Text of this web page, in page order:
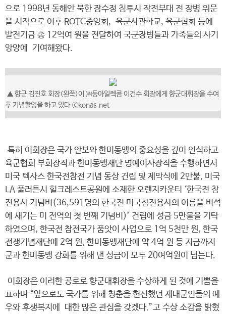
으로 1998년 동해안 북한 잠수정 침투시 작전부대 전 장병 위문
을 시작으로 이후 ROTC중앙회, 육군사관학교, 육군협회 등에
발전기금 총 12억여 원을 전달하여 국군장병들과 가족들의 사기
앙양에 기여해왔다.
▲ 향군 김진호 회장(왼쪽)이 ㈜동아일렉콤 이건수 회장에게 향군대휘장을 수여
후 기념촬영을 하고 있다.ⓒkonas.net
특히 이회장은 국가 안보와 한미동맹의 중요성을 깊이 인식하고
육군협회 부회장직과 한미동맹재단 명예이사장직을 수행하면서
미국 텍사스 한국전참전 기념 동상 건립 및 제막식에 2만불, 미국
LA 풀러튼시 힐크레스트공원에 소재한 오렌지카운티 ‘한국전 참
전용사 기념비(36,591명의 한국전 미국참전용사의 이름을 비석
에 새기는 미 전역의 첫 번째 기념비)’ 건립에 성금 5만불을 기탁
하였으며, 한국전 참전국가 품앗이 사업으로 1억 5천만 원, 한국
전쟁기념재단에 2억 원, 한미동맹재단에 약 4억 원 등 지금까지
군과 한미동맹 강화를 위해 낸 성금이 모두 20여억원이 넘는다.
이회장은 이러한 공로로 향군대휘장을 수상하게 된 것에 기쁨을
표하며 “앞으로도 국가를 위해 청춘을 헌신했던 제대군인들의 예
우와 후생복지에 대한 많은 관심을 갖겠다.”고 수상 소감을 밝혔